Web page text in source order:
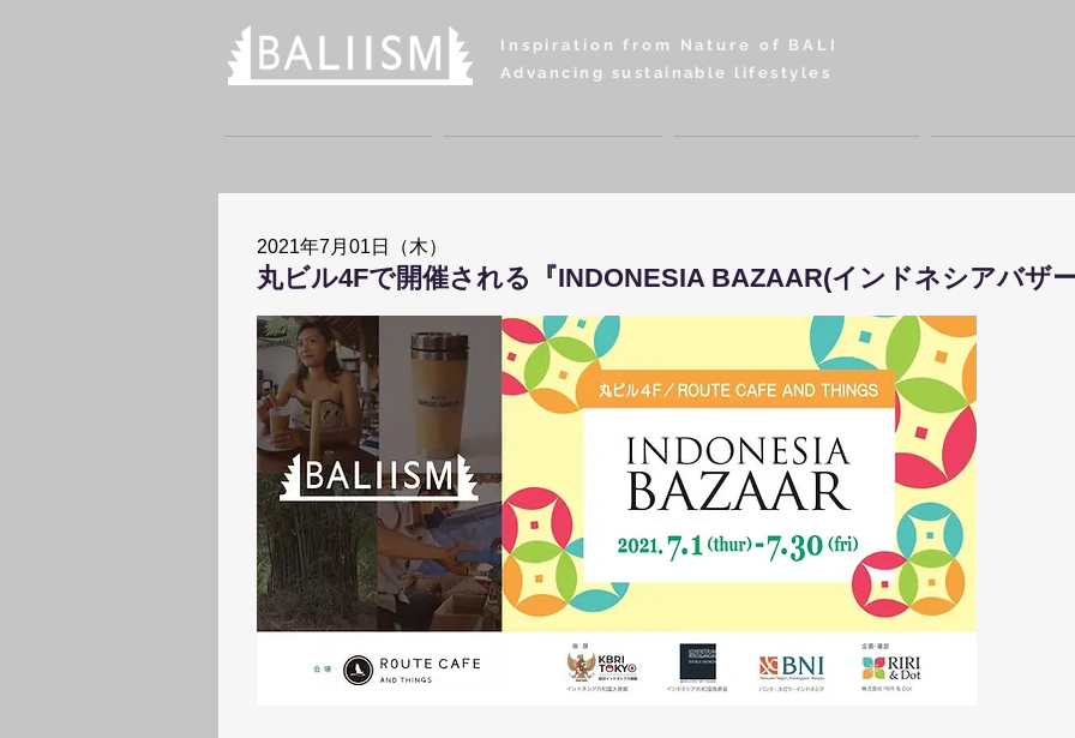
Inspiration from Nature of BALI
Advancing sustainable lifestyles
2021年7月01日（木）
丸ビル4Fで開催される『INDONESIA BAZAAR(インドネシアバザ